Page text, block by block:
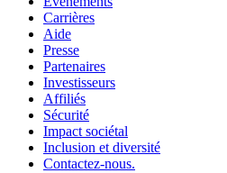
Carrières
Aide
Presse
Partenaires
Investisseurs
Affiliés
Sécurité
Impact sociétal
Inclusion et diversité
Contactez-nous.